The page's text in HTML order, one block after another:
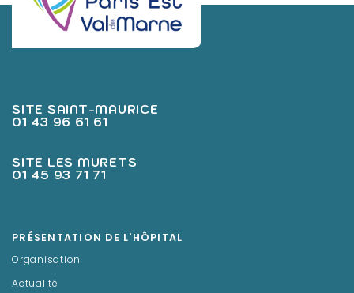
SITE SAINT-MAURICE
01 43 96 61 61
SITE LES MURETS
01 45 93 71 71
PRÉSENTATION DE L'HÔPITAL
Organisation
Actualité